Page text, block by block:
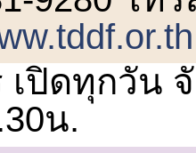
เปิดทุกวัน
น.